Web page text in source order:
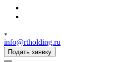
info@rtholding.ru
Подать заявку